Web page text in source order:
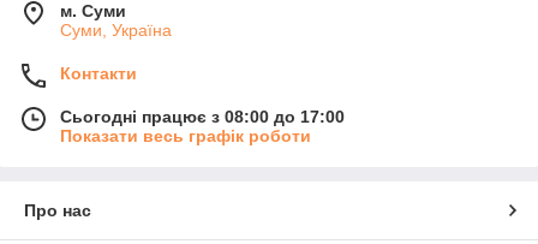
м. Суми
Суми, Україна
Контакти
Сьогодні працює з 08:00 до 17:00
Показати весь графік роботи
Про нас